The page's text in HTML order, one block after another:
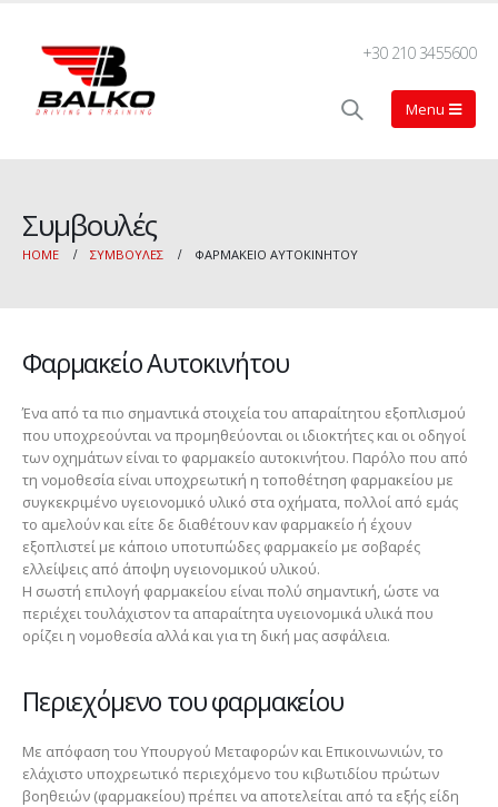
+30 210 3455600
Συμβουλές
HOME ΣΥΜΒΟΥΛΈΣ ΦΑΡΜΑΚΕΊΟ ΑΥΤΟΚΙΝΉΤΟΥ
Φαρμακείο Αυτοκινήτου
Ένα από τα πιο σημαντικά στοιχεία του απαραίτητου εξοπλισμού
που υποχρεούνται να προμηθεύονται οι ιδιοκτήτες και οι οδηγοί
των οχημάτων είναι το φαρμακείο αυτοκινήτου. Παρόλο που από
τη νομοθεσία είναι υποχρεωτική η τοποθέτηση φαρμακείου με
συγκεκριμένο υγειονομικό υλικό στα οχήματα, πολλοί από εμάς
το αμελούν και είτε δε διαθέτουν καν φαρμακείο ή έχουν
εξοπλιστεί με κάποιο υποτυπώδες φαρμακείο με σοβαρές
ελλείψεις από άποψη υγειονομικού υλικού.
Η σωστή επιλογή φαρμακείου είναι πολύ σημαντική, ώστε να
περιέχει τουλάχιστον τα απαραίτητα υγειονομικά υλικά που
ορίζει η νομοθεσία αλλά και για τη δική μας ασφάλεια.
Περιεχόμενο του φαρμακείου
Με απόφαση του Υπουργού Μεταφορών και Επικοινωνιών, το
ελάχιστο υποχρεωτικό περιεχόμενο του κιβωτιδίου πρώτων
βοηθειών (φαρμακείου) πρέπει να αποτελείται από τα εξής είδη